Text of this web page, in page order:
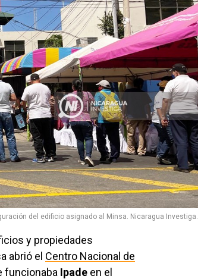
del edificio asignado al Minsa. Nicaragua Investiga.
y propiedades
abrió el Centro Nacional de
funcionaba Ipade en el